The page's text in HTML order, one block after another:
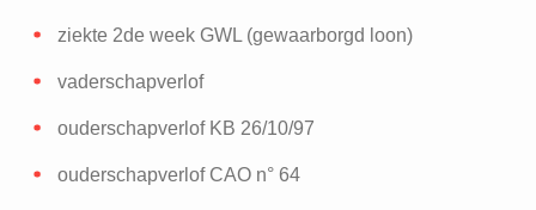
ziekte 2de week GWL (gewaarborgd loon)
vaderschapverlof
ouderschapverlof KB 26/10/97
ouderschapverlof CAO n° 64